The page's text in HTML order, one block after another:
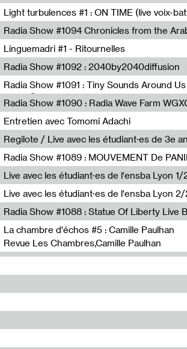
Lutèce Lockness
Jérôme Game,Jean-Michel Espitallier
Reboot.fm
Linguemadri #1 - Ritournelles
Meris Angioletti
Radia Show #1092 : 2040by2040diffusion
Diffusion FM
Radia Show #1091 : Tiny Sounds Around Us
Radio Študent
Wave Farm
Entretien avec Tomomi Adachi
Tomomi Adachi,Loraine Baud
Radio Panik
Live avec les étudiant·es de l'ensba Lyon 1/
Live avec les étudiant·es de l'ensba Lyon
Resonance
La chambre d'échos #5 : Camille Paulhan
Revue Les Chambres,Camille Paulhan